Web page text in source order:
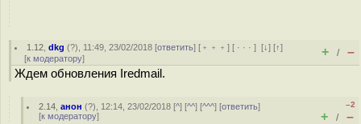
1.12 ,dkg (?), 11:49, 23/02/2018 [ответить] [ ﹢﹢﹢] [ · · ·][↓] [↑]
[к модератору] + / –
Ждем обновления Iredmail.
2.14 ,анон (?), 12:14, 23/02/2018 [^] [^^] [^^^] [ответить]
[к модератору]
–2
+ / –